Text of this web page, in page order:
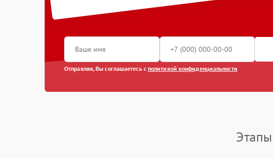
Отправляя, Вы соглашаетесь с политикой конфиденциальности